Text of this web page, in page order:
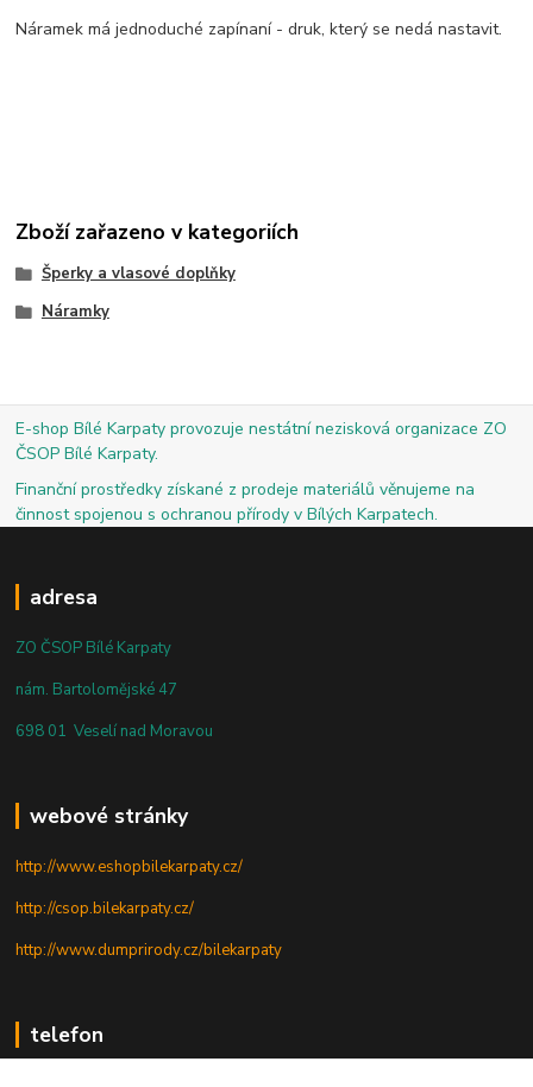
Náramek má jednoduché zapínaní - druk, který se nedá nastavit.
Zboží zařazeno v kategoriích
Šperky a vlasové doplňky
Náramky
E-shop Bílé Karpaty provozuje nestátní nezisková organizace ZO
ČSOP Bílé Karpaty.
Finanční prostředky získané z prodeje materiálů věnujeme na
činnost spojenou s ochranou přírody v Bílých Karpatech.
adresa
ZO ČSOP Bílé Karpaty
nám. Bartolomějské 47
698 01 Veselí nad Moravou
webové stránky
http://www.eshopbilekarpaty.cz/
http://csop.bilekarpaty.cz/
http://www.dumprirody.cz/bilekarpaty
telefon